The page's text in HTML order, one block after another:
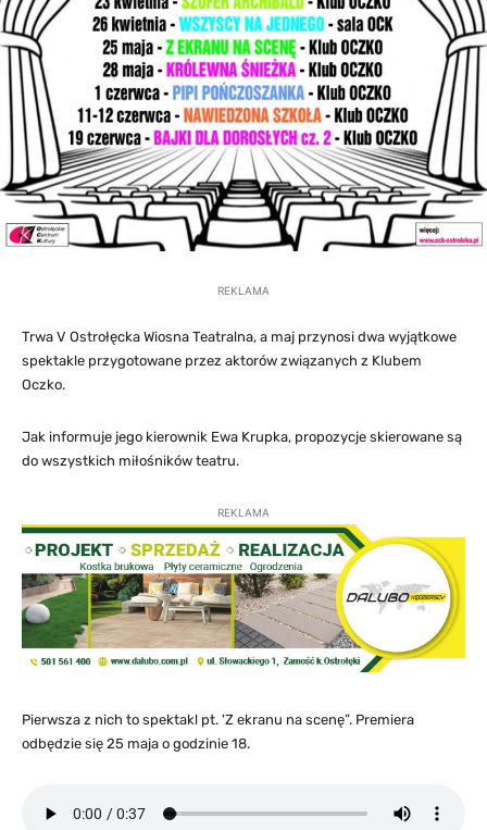
REKLAMA
Trwa V Ostrołęcka Wiosna Teatralna, a maj przynosi dwa wyjątkowe
spektakle przygotowane przez aktorów związanych z Klubem
Oczko.
Jak informuje jego kierownik Ewa Krupka, propozycje skierowane są
do wszystkich miłośników teatru.
REKLAMA
Pierwsza z nich to spektakl pt. 'Z ekranu na scenę”. Premiera
odbędzie się 25 maja o godzinie 18.